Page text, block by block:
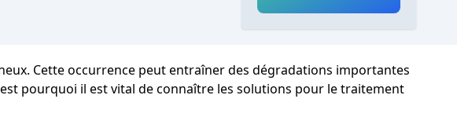
Cette occurrence peut entraîner des dégradations importantes
pourquoi il est vital de connaître les solutions pour le traitement